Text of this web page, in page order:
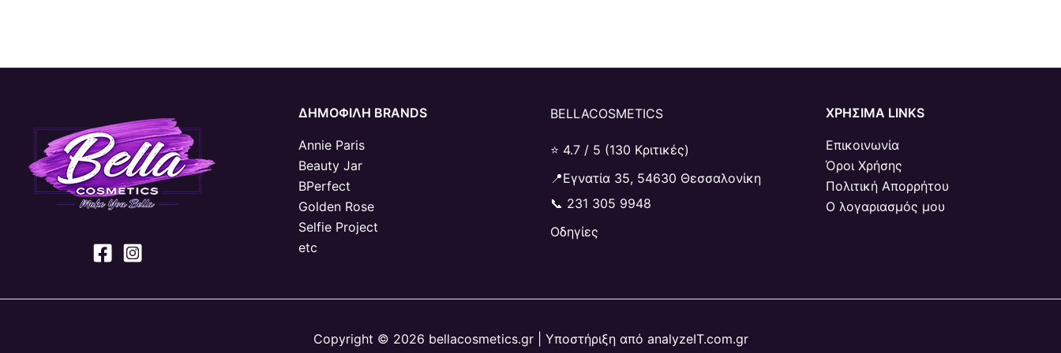
ΔΗΜΟΦΙΛΗ BRANDS
Annie Paris
Beauty Jar
BPerfect
Golden Rose
Selfie Project
etc
BELLACOSMETICS
⭐ 4.7 / 5 (130 Κριτικές)
📍Εγνατία 35, 54630 Θεσσαλονίκη
📞 231 305 9948
Οδηγίες
ΧΡΗΣΙΜΑ LINKS
Επικοινωνία
Όροι Χρήσης
Πολιτική Απορρήτου
Ο λογαριασμός μου
Copyright © 2026 bellacosmetics.gr | Υποστήριξη από analyzeIT.com.gr